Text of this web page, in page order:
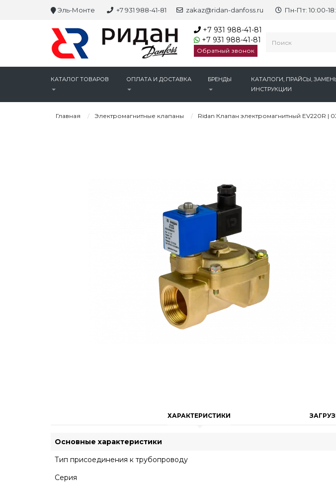
Эль-Монте +7 931 988-41-81 zakaz@ridan-danfoss.ru Пн-Пт: 10:00-
+7 931 988-41-81
+7 931 988-41-81
Обратный звонок
КАТАЛОГ ТОВАРОВ ОПЛАТА И ДОСТАВКА БРЕНДЫ
КАТАЛОГИ, ПРАЙСЫ,
ИНСТРУКЦИИ
Главная Электромагнитные клапаны Ridan Клапан электромагнитный EV220R |
ХАРАКТЕРИСТИКИ
Основные характеристики
Тип присоединения к трубопроводу
Серия